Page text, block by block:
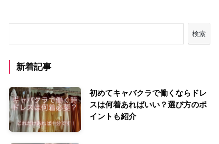
検索
新着記事
初めてキャバクラで働くならドレ
スは何着あればいい？選び方のポ
イントも紹介